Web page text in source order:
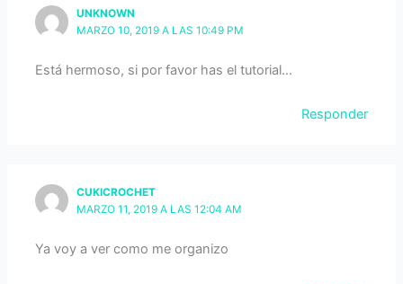
UNKNOWN
MARZO 10, 2019 A LAS 10:49 PM
Está hermoso, si por favor has el tutorial…
Responder
CUKICROCHET
MARZO 11, 2019 A LAS 12:04 AM
Ya voy a ver como me organizo